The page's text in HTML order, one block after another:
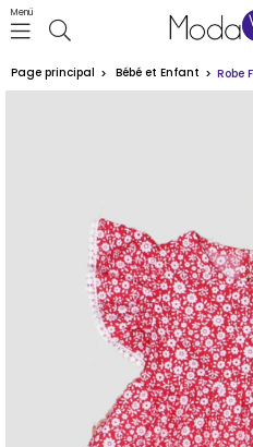
Menü
Page principal Bébé et Enfant Robe